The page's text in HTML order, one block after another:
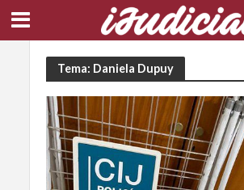
Tema: Daniela Dupuy